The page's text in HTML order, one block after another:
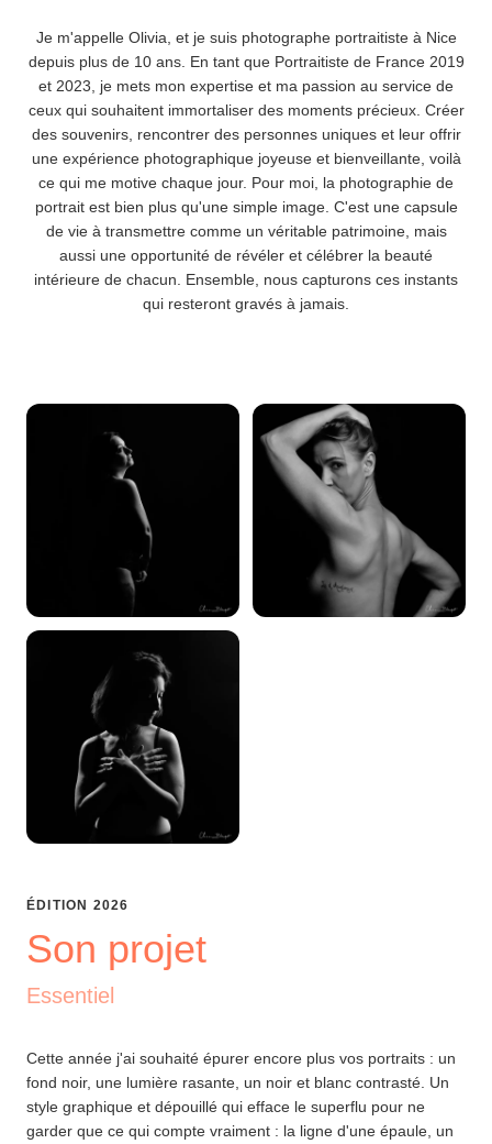
Je m'appelle Olivia, et je suis photographe portraitiste à Nice
depuis plus de 10 ans. En tant que Portraitiste de France 2019
et 2023, je mets mon expertise et ma passion au service de
ceux qui souhaitent immortaliser des moments précieux. Créer
des souvenirs, rencontrer des personnes uniques et leur offrir
une expérience photographique joyeuse et bienveillante, voilà
ce qui me motive chaque jour. Pour moi, la photographie de
portrait est bien plus qu'une simple image. C'est une capsule
de vie à transmettre comme un véritable patrimoine, mais
aussi une opportunité de révéler et célébrer la beauté
intérieure de chacun. Ensemble, nous capturons ces instants
qui resteront gravés à jamais.
ÉDITION 2026
Son projet
Essentiel
Cette année j'ai souhaité épurer encore plus vos portraits : un
fond noir, une lumière rasante, un noir et blanc contrasté. Un
style graphique et dépouillé qui efface le superflu pour ne
garder que ce qui compte vraiment : la ligne d'une épaule, un